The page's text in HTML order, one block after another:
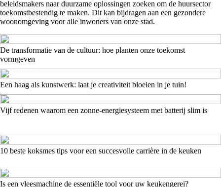
beleidsmakers naar duurzame oplossingen zoeken om de huursector
toekomstbestendig te maken. Dit kan bijdragen aan een gezondere
woonomgeving voor alle inwoners van onze stad.
De transformatie van de cultuur: hoe planten onze toekomst
vormgeven
Een haag als kunstwerk: laat je creativiteit bloeien in je tuin!
Vijf redenen waarom een zonne-energiesysteem met batterij slim is
10 beste koksmes tips voor een succesvolle carrière in de keuken
Is een vleesmachine de essentiële tool voor uw keukengerei?